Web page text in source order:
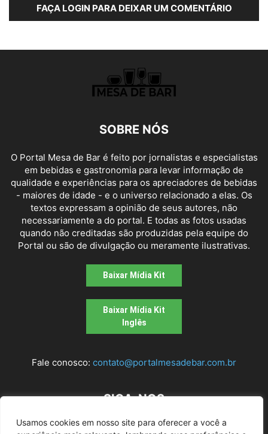
Usamos cookies em nosso site para oferecer a você a
FAÇA LOGIN PARA DEIXAR UM COMENTÁRIO
SOBRE NÓS
O Portal Mesa de Bar é feito por jornalistas e especialistas
em bebidas e gastronomia para levar informação de
qualidade e experiências para os apreciadores de bebidas
- maiores de idade - e o universo relacionado a elas. Os
textos expressam a opinião de seus autores, não
necessariamente a do portal. E todas as fotos usadas
quando não creditadas são produzidas pela equipe do
Portal ou são de divulgação ou meramente ilustrativas.
Baixar Mídia Kit
Baixar Mídia Kit
Inglês
Fale conosco: contato@portalmesadebar.com.br
SIGA-NOS